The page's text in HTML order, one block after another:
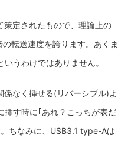
策定されたもので、理論上の
転送速度を誇ります。あくま
うわけではありません。
なく挿せる(リバーシブル)よ
挿す時に｢あれ？こっちが表だ
ちなみに、USB3.1 type-Aは